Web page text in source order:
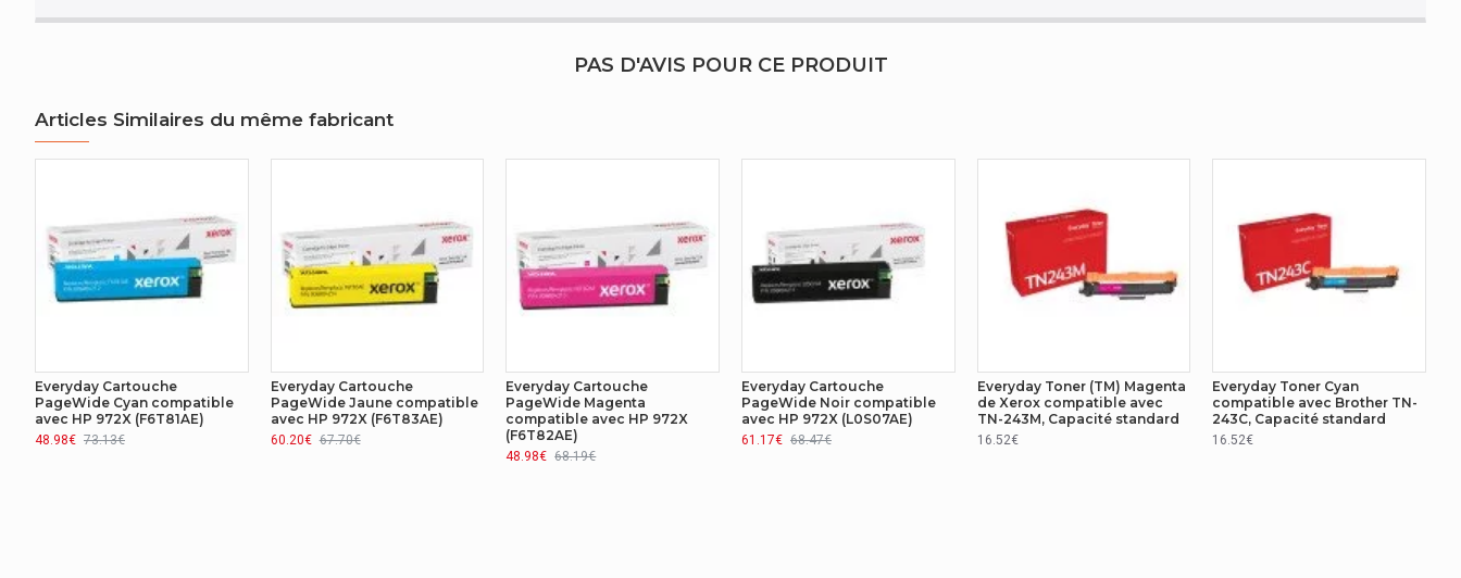
PAS D'AVIS POUR CE PRODUIT
Articles Similaires du même fabricant
Everyday Cartouche
PageWide Cyan compatible
avec HP 972X (F6T81AE)
48.98€ 73.13€
Everyday Cartouche
PageWide Jaune compatible
avec HP 972X (F6T83AE)
60.20€ 67.70€
Everyday Cartouche
PageWide Magenta
compatible avec HP 972X
(F6T82AE)
48.98€ 68.19€
Everyday Cartouche
PageWide Noir compatible
avec HP 972X (L0S07AE)
61.17€ 68.47€
Everyday Toner (TM) Magenta
de Xerox compatible avec
TN-243M, Capacité standard
16.52€
Everyday Toner Cyan
compatible avec Brother TN-
243C, Capacité standard
16.52€